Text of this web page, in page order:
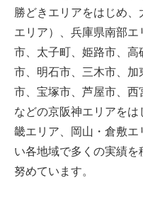
勝どきエリアをはじめ
エリア）、兵庫県南部
市、太子町、姫路市、
市、明石市、三木市、
市、宝塚市、芦屋市、
などの京阪神エリアを
畿エリア、岡山・倉敷
い各地域で多くの実績
努めています。